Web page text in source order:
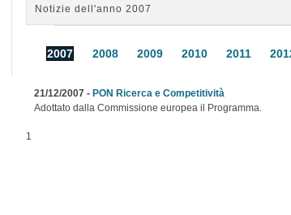
Notizie dell'anno 2007
2007 2008 2009 2010 2011
21/12/2007 - PON Ricerca e Competitività
Adottato dalla Commissione europea il Programma.
1